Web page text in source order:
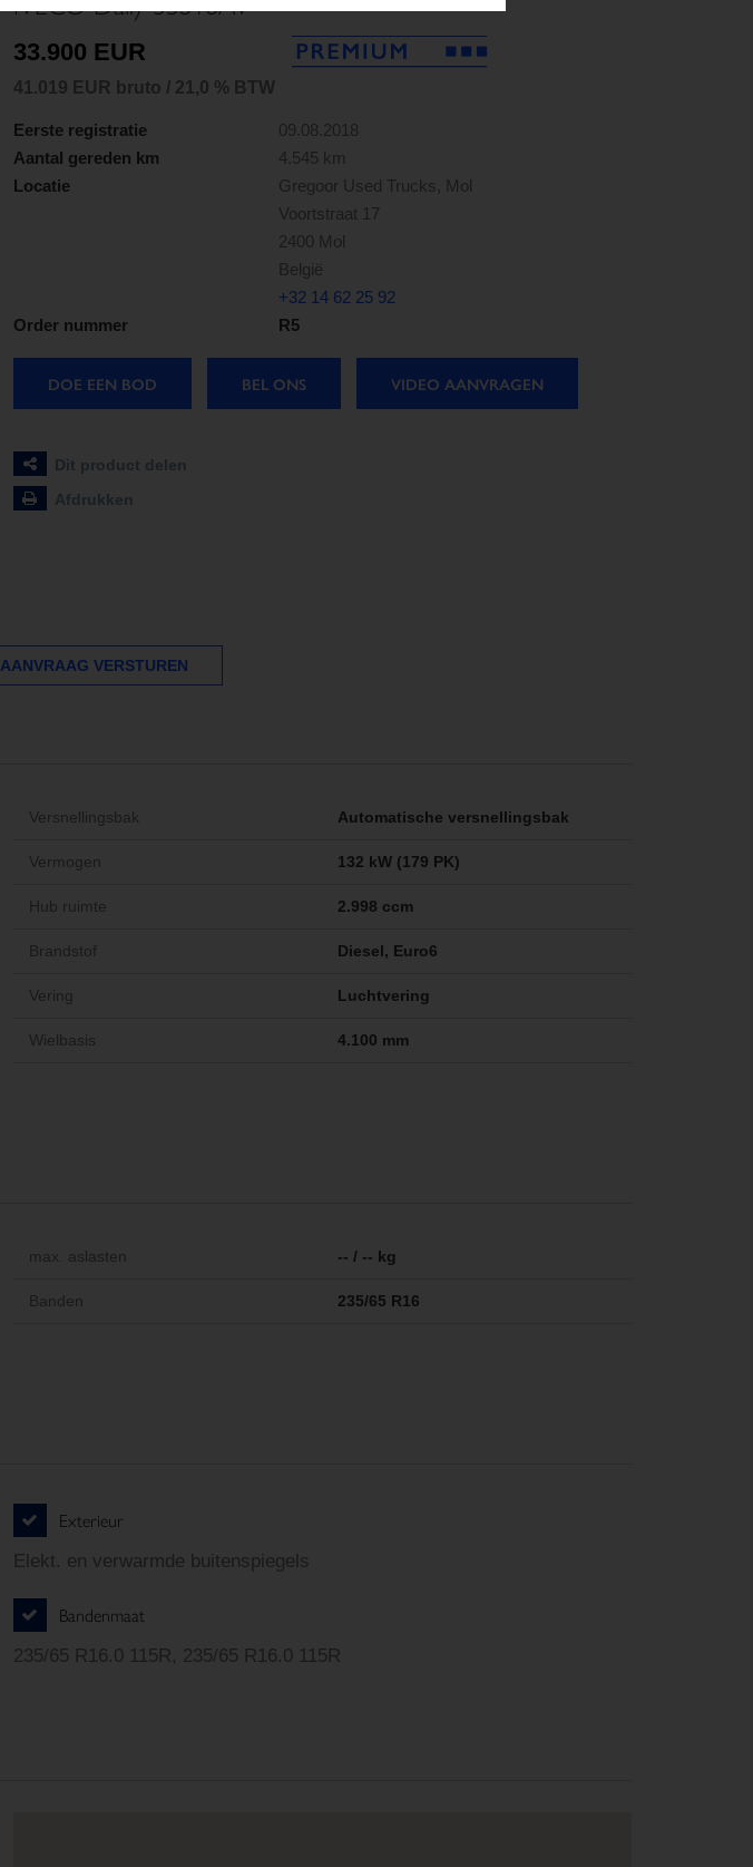
33.900 EUR
41.019 EUR bruto / 21,0 % BTW
Eerste registratie
09.08.2018
Aantal gereden km
4.545 km
Locatie
Gregoor Used Trucks, Mol
Voortstraat 17
2400 Mol
België
+32 14 62 25 92
Order nummer
R5
DOE EEN BOD BEL ONS VIDEO AANVRAGEN
Dit product delen
Afdrukken
AANVRAAG VERSTUREN
Versnellingsbak Automatische versnellingsbak
Vermogen 132 kW (179 PK)
Hub ruimte 2.998 ccm
Brandstof Diesel, Euro6
Vering Luchtvering
Wielbasis 4.100 mm
max. aslasten -- / -- kg
Banden 235/65 R16
Exterieur
Elekt. en verwarmde buitenspiegels
Bandenmaat
235/65 R16.0 115R, 235/65 R16.0 115R